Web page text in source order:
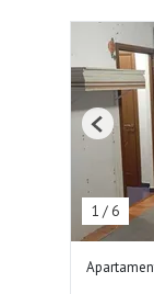
1 / 6
Previous